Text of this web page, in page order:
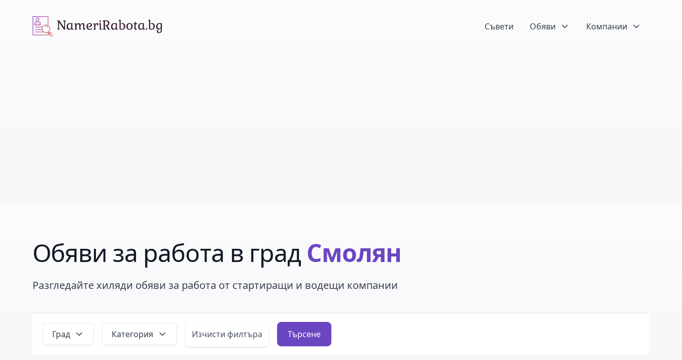
NameriRabota.bg Съвети Обяви Компании
Обяви за работа в град Смолян
Разгледайте хиляди обяви за работа от стартиращи и водещи компании
Град Категория Изчисти филтъра Търсене